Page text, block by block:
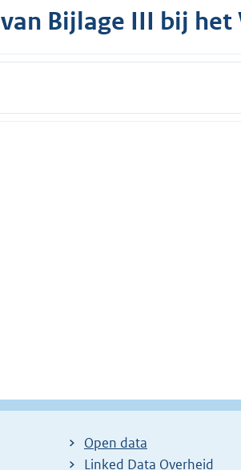
Bijlage III bij het
Open data
Linked Data Overheid